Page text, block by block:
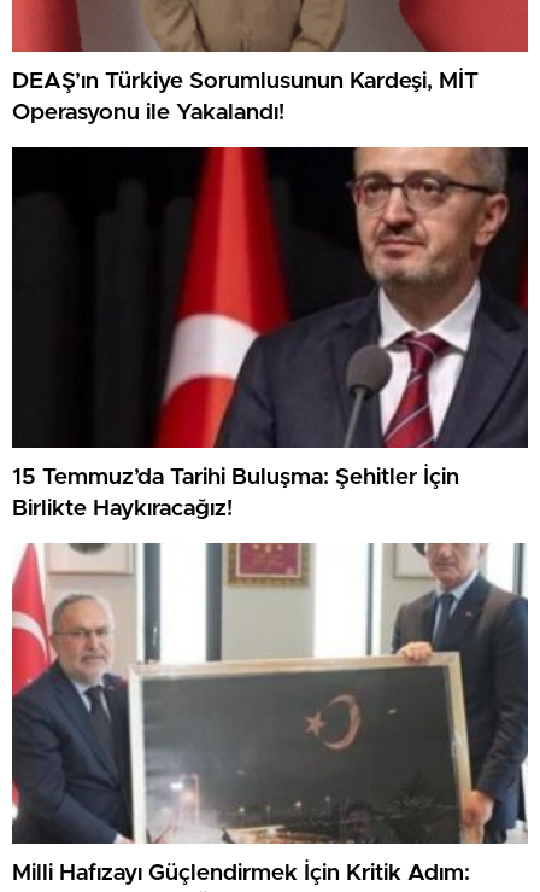
DEAŞ’ın Türkiye Sorumlusunun Kardeşi, MİT
Operasyonu ile Yakalandı!
15 Temmuz’da Tarihi Buluşma: Şehitler İçin
Birlikte Haykıracağız!
Milli Hafızayı Güçlendirmek İçin Kritik Adım: